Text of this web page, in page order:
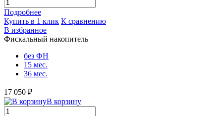
Подробнее
Купить в 1 клик К сравнению
В избранное
Фискальный накопитель
без ФН
15 мес.
36 мес.
17 050 ₽
В корзину